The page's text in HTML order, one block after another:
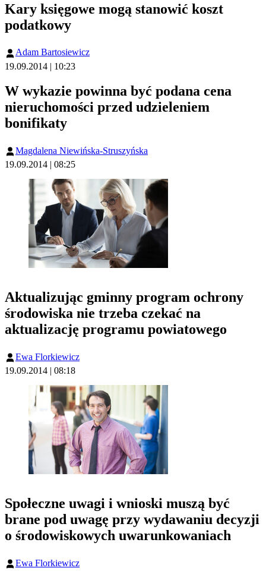
Kary księgowe mogą stanowić koszt
podatkowy
Adam Bartosiewicz
19.09.2014 | 10:23
W wykazie powinna być podana cena
nieruchomości przed udzieleniem
bonifikaty
Magdalena Niewińska-Struszyńska
19.09.2014 | 08:25
Aktualizując gminny program ochrony
środowiska nie trzeba czekać na
aktualizację programu powiatowego
Ewa Florkiewicz
19.09.2014 | 08:18
Społeczne uwagi i wnioski muszą być
brane pod uwagę przy wydawaniu decyzji
o środowiskowych uwarunkowaniach
Ewa Florkiewicz